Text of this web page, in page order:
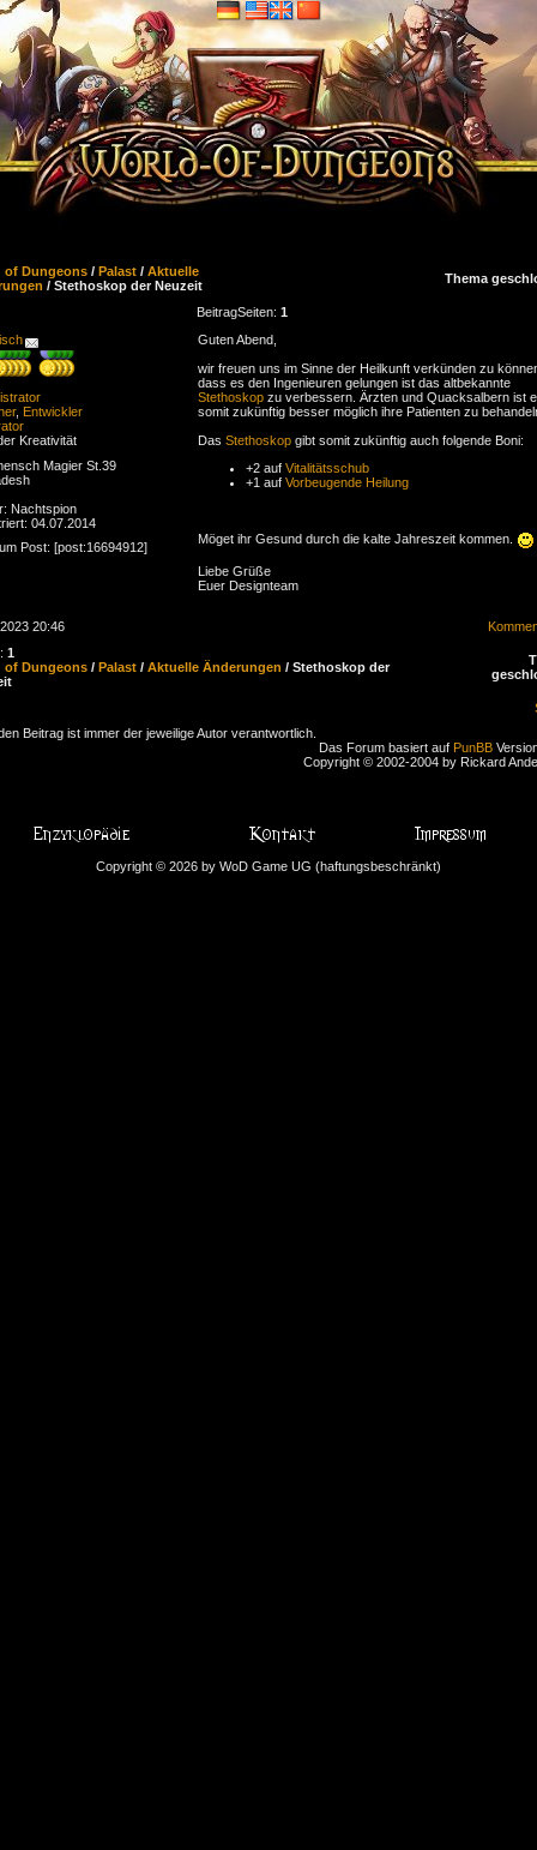
of Dungeons / Palast / Aktuelle
/ Stethoskop der Neuzeit Thema
BeitragSeiten: 1
, Entwickler
Kreativität
Magier St.39
Nachtspion
04.07.2014
Post: [post:16694912]
Guten Abend,
wir freuen uns im Sinne der Heilkunft verkünden zu
dass es den Ingenieuren gelungen ist das altbekannte
Stethoskop zu verbessern. Ärzten und Quacksalbern ist
somit zukünftig besser möglich ihre Patienten zu
Das Stethoskop gibt somit zukünftig auch folgende Boni:
+2 auf Vitalitätsschub
+1 auf Vorbeugende Heilung
Möget ihr Gesund durch die kalte Jahreszeit kommen.
Liebe Grüße
Euer Designteam
20:46
1
of Dungeons / Palast / Aktuelle Änderungen / Stethoskop der
Beitrag ist immer der jeweilige Autor verantwortlich.
Das Forum basiert auf PunBB
Copyright © 2002-2004 by Rickard
Copyright © 2026 by WoD Game UG (haftungsbeschränkt)